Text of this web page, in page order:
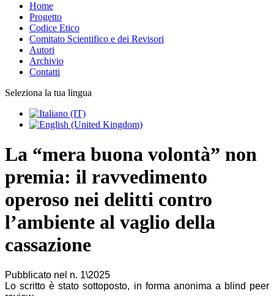
Home
Progetto
Codice Etico
Comitato Scientifico e dei Revisori
Autori
Archivio
Contatti
Seleziona la tua lingua
La “mera buona volontà” non
premia: il ravvedimento
operoso nei delitti contro
l’ambiente al vaglio della
cassazione
Pubblicato nel n. 1\2025
Lo scritto è stato sottoposto, in forma anonima a blind peer